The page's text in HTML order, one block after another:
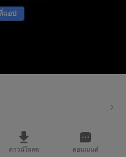
แอป
ดาวน์โหลด คอมเมนต์